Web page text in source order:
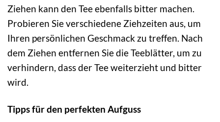
Ziehen kann den Tee ebenfalls bitter machen.
Probieren Sie verschiedene Ziehzeiten aus, um
Ihren persönlichen Geschmack zu treffen. Nach
dem Ziehen entfernen Sie die Teeblätter, um zu
verhindern, dass der Tee weiterzieht und bitter
wird.
Tipps für den perfekten Aufguss